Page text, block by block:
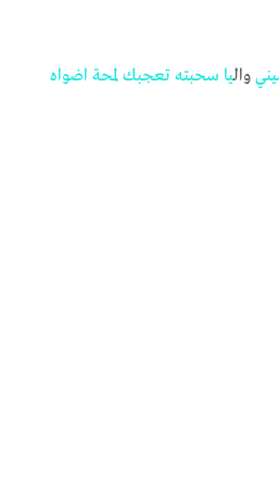
واليا سحبته تعجبك لمحة اضواه